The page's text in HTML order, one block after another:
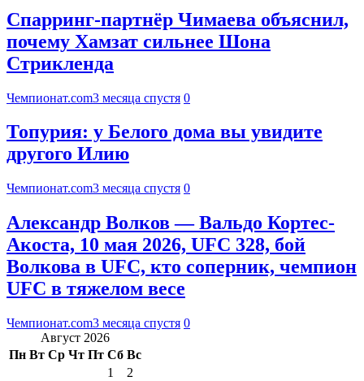
Спарринг-партнёр Чимаева объяснил,
почему Хамзат сильнее Шона
Стрикленда
Чемпионат.com3 месяца спустя 0
Топурия: у Белого дома вы увидите
другого Илию
Чемпионат.com3 месяца спустя 0
Александр Волков — Вальдо Кортес-
Акоста, 10 мая 2026, UFC 328, бой
Волкова в UFC, кто соперник, чемпион
UFC в тяжелом весе
Чемпионат.com3 месяца спустя 0
Август 2026
Пн Вт Ср Чт Пт Сб Вс
1
2